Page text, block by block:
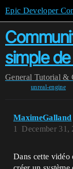
Epic Developer
simple
General Tutorial &
unreal-engine
MaximeGalland
December 31,
1
Dans cette vidéo